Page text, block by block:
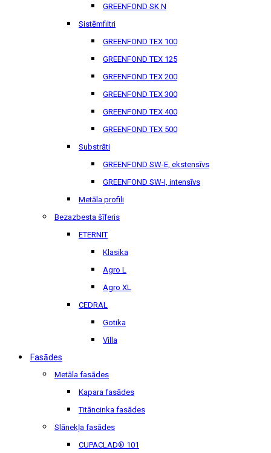
GREENFOND SK N
Sistēmfiltri
GREENFOND TEX 100
GREENFOND TEX 125
GREENFOND TEX 200
GREENFOND TEX 300
GREENFOND TEX 400
GREENFOND TEX 500
Substrāti
GREENFOND SW-E, ekstensīvs
GREENFOND SW-I, intensīvs
Metāla profili
Bezazbesta šīferis
ETERNIT
Klasika
Agro L
Agro XL
CEDRAL
Gotika
Villa
Fasādes
Metāla fasādes
Kapara fasādes
Titāncinka fasādes
Slānekļa fasādes
CUPACLAD® 101